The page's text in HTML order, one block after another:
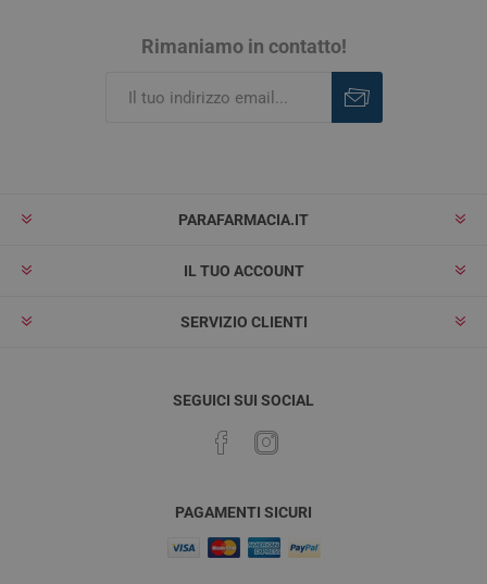
Rimaniamo in contatto!
PARAFARMACIA.IT
IL TUO ACCOUNT
SERVIZIO CLIENTI
SEGUICI SUI SOCIAL
PAGAMENTI SICURI